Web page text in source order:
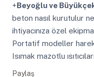
+Beyoğlu ve
beton nasıl kurutulur
ihtiyacınıza özel
Portatif modeller
Isımak mazotlu
Paylaş